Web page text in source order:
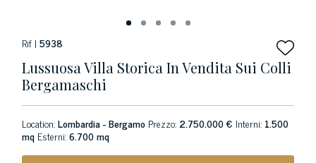
Rif | 5938
Lussuosa Villa Storica In Vendita Sui Colli
Bergamaschi
Location:Lombardia - Bergamo Prezzo: 2.750.000 € Interni: 1.500
mq Esterni:6.700 mq